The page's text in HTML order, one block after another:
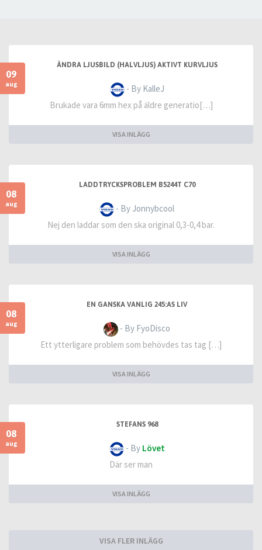
09
aug
ÄNDRA LJUSBILD (HALVLJUS) AKTIVT KURVLJUS
- By KalleJ
Brukade vara 6mm hex på äldre generatio[…]
VISA INLÄGG
08
aug
LADDTRYCKSPROBLEM B5244T C70
- By Jonnybcool
Nej den laddar som den ska original 0,3-0,4 bar.
VISA INLÄGG
08
aug
EN GANSKA VANLIG 245:AS LIV
- By FyoDisco
Ett ytterligare problem som behövdes tas tag […]
VISA INLÄGG
08
aug
STEFANS 968
- By Lövet
Där ser man
VISA INLÄGG
VISA FLER INLÄGG